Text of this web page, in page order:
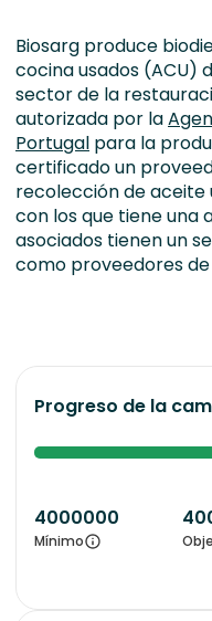
Biosarg produce
cocina usados (ACU)
sector de la
autorizada por la
Portugal para la
certificado un
recolección de aceite
con los que tiene una
asociados tienen un
como proveedores
Progreso de la
4000000
Mínimo